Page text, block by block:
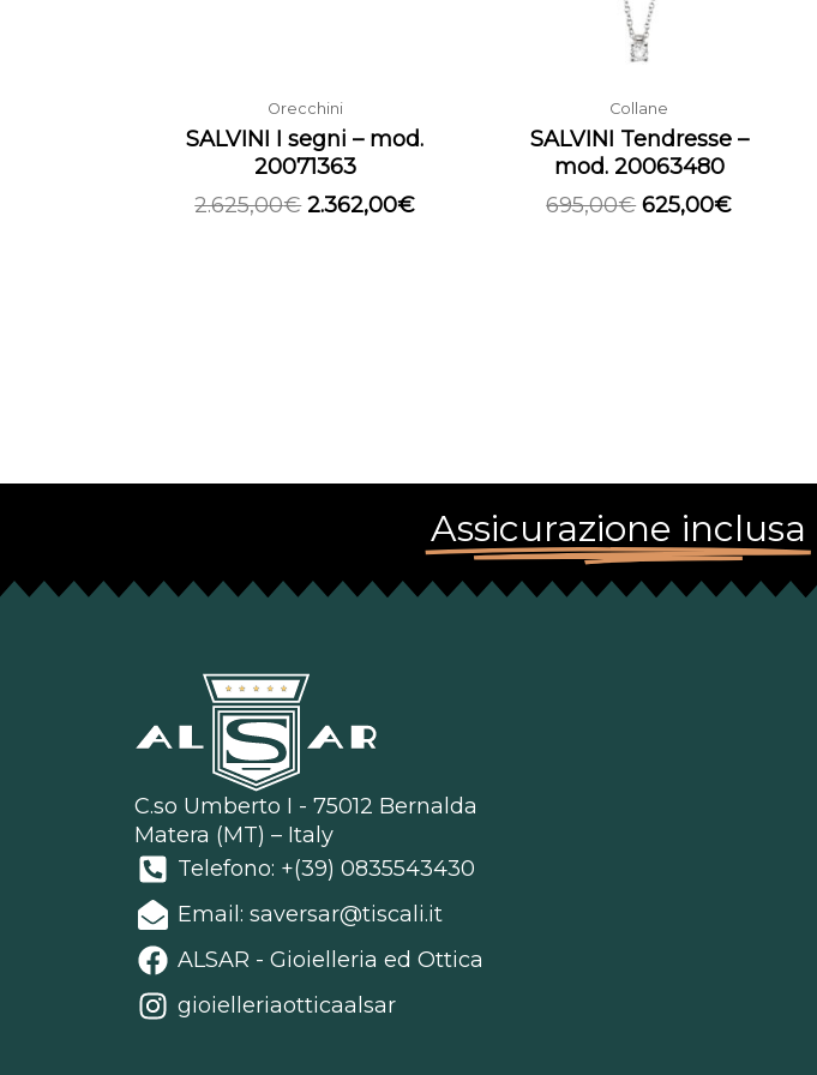
Orecchini
SALVINI I segni – mod.
20071363
2.625,00€ 2.362,00€
Collane
SALVINI Tendresse –
mod. 20063480
695,00€ 625,00€
Assicurazione inclusa
C.so Umberto I - 75012 Bernalda
Matera (MT) – Italy
Telefono: +(39) 0835543430
Email: saversar@tiscali.it
ALSAR - Gioielleria ed Ottica
gioielleriaotticaalsar